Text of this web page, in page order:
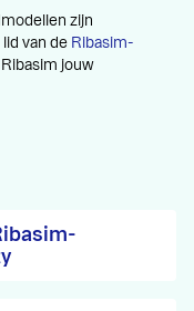
zijn
van de Ribasim-
jouw